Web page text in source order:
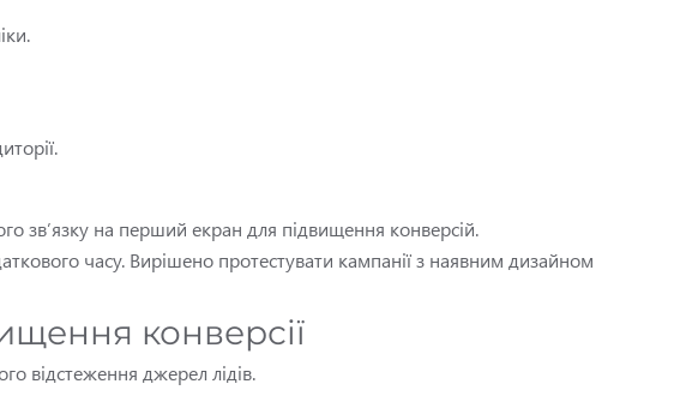
зв’язку на перший екран для підвищення конверсій.
часу. Вирішено протестувати кампанії з наявним дизайном
конверсії
відстеження джерел лідів.